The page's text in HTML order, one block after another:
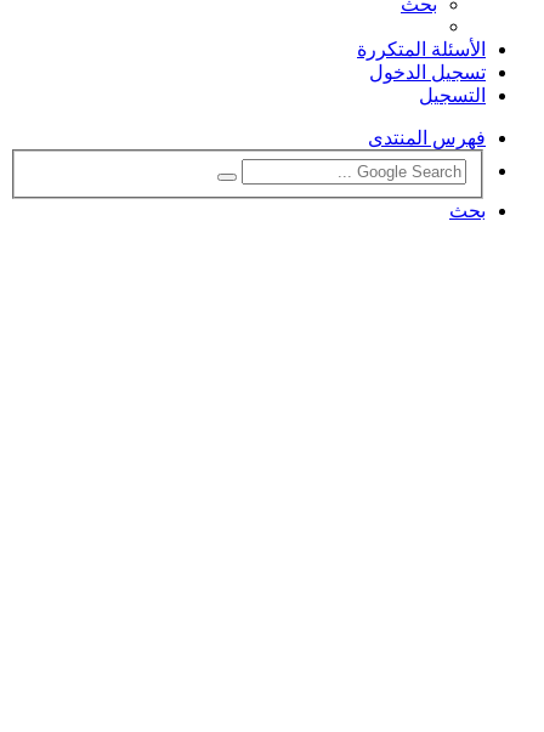
بحث
الأسئلة المتكررة
تسجيل الدخول
التسجيل
فهرس المنتدى
بحث